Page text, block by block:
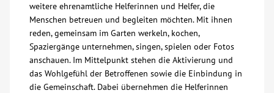
weitere ehrenamtliche Helferinnen und Helfer, die
Menschen betreuen und begleiten möchten. Mit ihnen
reden, gemeinsam im Garten werkeln, kochen,
Spaziergänge unternehmen, singen, spielen oder Fotos
anschauen. Im Mittelpunkt stehen die Aktivierung und
das Wohlgefühl der Betroffenen sowie die Einbindung in
die Gemeinschaft. Dabei übernehmen die Helferinnen